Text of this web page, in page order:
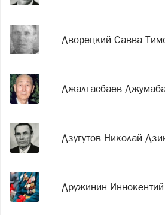
Дворецкий Савва
Джалгасбаев
Дзугутов Николай
Дружинин